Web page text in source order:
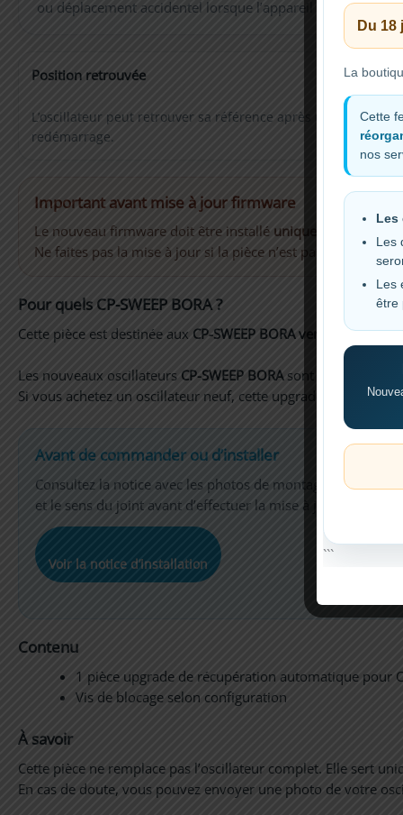
ou déplacement accidentel lorsque l’appareil est hors
Position retrouvée
L’oscillateur peut retrouver sa référence après un
redémarrage.
Important avant mise à jour firmware
Le nouveau firmware doit être installé uniquement après le
Ne faites pas la mise à jour si la pièce n’est pas déjà
Pour quels CP-SWEEP BORA ?
Cette pièce est destinée aux CP-SWEEP BORA vendus avant
Les nouveaux oscillateurs CP-SWEEP BORAsont désormais
Si vous achetez un oscillateur neuf, cette upgrade n’est donc
Avant de commander ou d’installer
Consultez la notice avec les photos de montage pour
et le sens du joint avant d’effectuer la mise à jour.
Voir la notice d’installation
Contenu
1 pièce upgrade de récupération automatique pour
Vis de blocage selon configuration
À savoir
Cette pièce ne remplace pas l’oscillateur complet. Elle sert
En cas de doute, vous pouvez envoyer une photo de votre
Du 18
La
Cette
nos
Les
Les
Les
être
```